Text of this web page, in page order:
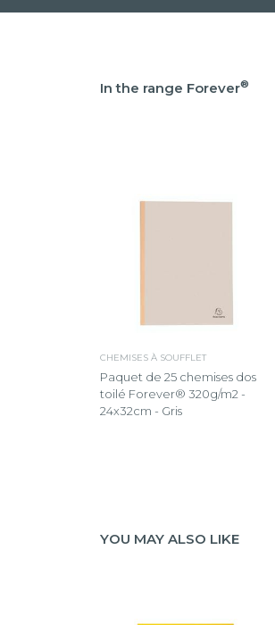
In the range Forever®
CHEMISES À SOUFFLET
Paquet de 25 chemises dos
toilé Forever® 320g/m2 -
24x32cm - Gris
YOU MAY ALSO LIKE